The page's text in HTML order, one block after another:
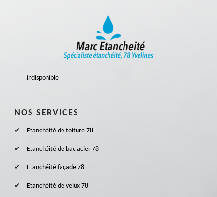
indisponible
NOS SERVICES
Etanchéité de toiture 78
Etanchéité de bac acier 78
Etanchéité façade 78
Etanchéité de velux 78